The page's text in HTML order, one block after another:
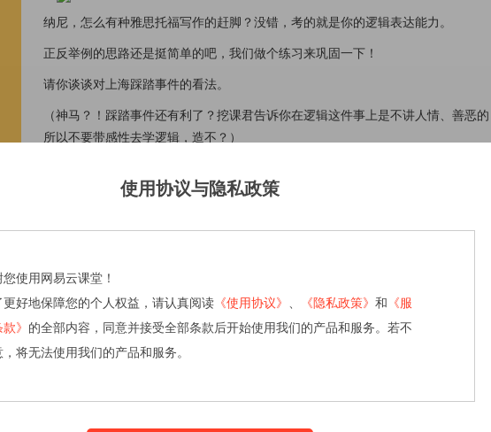
纳尼，怎么有种雅思托福写作的赶脚？没错，考的就是你的逻辑表达能力。
正反举例的思路还是挺简单的吧，我们做个练习来巩固一下！
请你谈谈对上海踩踏事件的看法。
（神马？！踩踏事件还有利了？挖课君告诉你在逻辑这件事上是不讲人情、善恶的
所以不要带感性去学逻辑，造不？）
第一，给政府敲响警钟，以后这种大型活动要慎重审批；
第二，给老百姓个提醒，不要到处瞎凑热闹要注意安全；
Tips: 以上这两种建议只需用最熟知、普通的语言表达和简单句即可，否则容易弄巧
使用协议与隐私政策
您使用网易云课堂！
更好地保障您的个人权益，请认真阅读 《使用协议》 、 《隐私政策》 和
《服
》 的全部内容，同意并接受全部条款后开始使用我们的产品和服务。若不
，将无法使用我们的产品和服务。